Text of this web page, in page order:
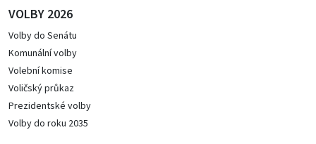
VOLBY 2026
Volby do Senátu
Komunální volby
Volební komise
Voličský průkaz
Prezidentské volby
Volby do roku 2035